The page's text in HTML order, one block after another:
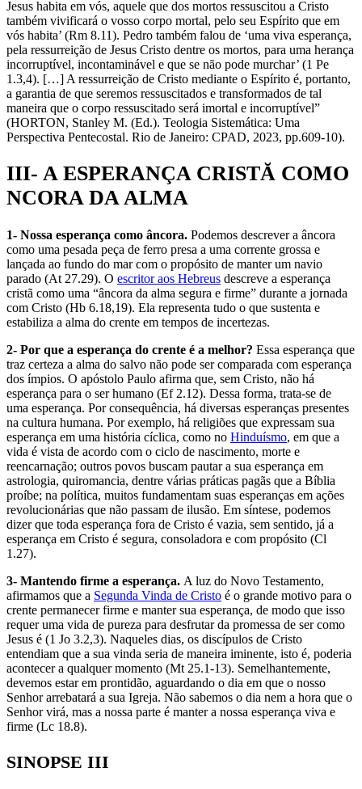
Jesus habita em vós, aquele que dos mortos ressuscitou a Cristo
também vivificará o vosso corpo mortal, pelo seu Espírito que em
vós habita’ (Rm 8.11). Pedro também falou de ‘uma viva esperança,
pela ressurreição de Jesus Cristo dentre os mortos, para uma herança
incorruptível, incontaminável e que se não pode murchar’ (1 Pe
1.3,4). […] A ressurreição de Cristo mediante o Espírito é, portanto,
a garantia de que seremos ressuscitados e transformados de tal
maneira que o corpo ressuscitado será imortal e incorruptível”
(HORTON, Stanley M. (Ed.). Teologia Sistemática: Uma
Perspectiva Pentecostal. Rio de Janeiro: CPAD, 2023, pp.609-10).
III- A ESPERANÇA CRISTĂ COMO
NCORA DA ALMA
1- Nossa esperança como âncora. Podemos descrever a âncora
como uma pesada peça de ferro presa a uma corrente grossa e
lançada ao fundo do mar com o propósito de manter um navio
parado (At 27.29). O escritor aos Hebreus descreve a esperança
cristã como uma “âncora da alma segura e firme” durante a jornada
com Cristo (Hb 6.18,19). Ela representa tudo o que sustenta e
estabiliza a alma do crente em tempos de incertezas.
2- Por que a esperança do crente é a melhor? Essa esperança que
traz certeza a alma do salvo não pode ser comparada com esperança
dos ímpios. O apóstolo Paulo afirma que, sem Cristo, não há
esperança para o ser humano (Ef 2.12). Dessa forma, trata-se de
uma esperança. Por consequência, há diversas esperanças presentes
na cultura humana. Por exemplo, há religiões que expressam sua
esperança em uma história cíclica, como no Hinduísmo, em que a
vida é vista de acordo com o ciclo de nascimento, morte e
reencarnação; outros povos buscam pautar a sua esperança em
astrologia, quiromancia, dentre várias práticas pagãs que a Bíblia
proíbe; na política, muitos fundamentam suas esperanças em ações
revolucionárias que não passam de ilusão. Em síntese, podemos
dizer que toda esperança fora de Cristo é vazia, sem sentido, já a
esperança em Cristo é segura, consoladora e com propósito (Cl
1.27).
3- Mantendo firme a esperança. A luz do Novo Testamento,
afirmamos que a Segunda Vinda de Cristo é o grande motivo para o
crente permanecer firme e manter sua esperança, de modo que isso
requer uma vida de pureza para desfrutar da promessa de ser como
Jesus é (1 Jo 3.2,3). Naqueles dias, os discípulos de Cristo
entendiam que a sua vinda seria de maneira iminente, isto é, poderia
acontecer a qualquer momento (Mt 25.1-13). Semelhantemente,
devemos estar em prontidão, aguardando o dia em que o nosso
Senhor arrebatará a sua Igreja. Não sabemos o dia nem a hora que o
Senhor virá, mas a nossa parte é manter a nossa esperança viva e
firme (Lc 18.8).
SINOPSE III